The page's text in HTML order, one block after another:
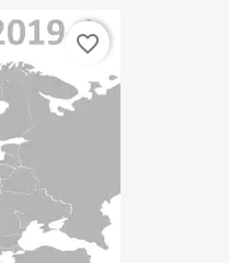
favorite_border